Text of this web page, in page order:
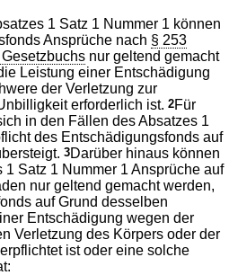
1 Satz 1 Nummer 1 können
Ansprüche nach § 253
nur geltend gemacht
Leistung einer Entschädigung
der Verletzung zur
erforderlich ist.2Für
in den Fällen des Absatzes 1
des Entschädigungsfonds auf
3Darüber hinaus können
Satz 1 Nummer 1 Ansprüche auf
nur geltend gemacht werden,
auf Grund desselben
Entschädigung wegen der
Verletzung des Körpers oder der
ist oder eine solche